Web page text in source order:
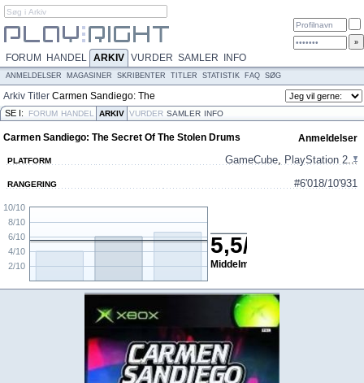
FORUM HANDEL ARKIV VURDER SAMLER INFO
ANMELDELSER MAGASINER SKRIBENTER TITLER STATISTIK FAQ SØG
Arkiv Titler Carmen Sandiego: The
Secret Of The Stolen Drums
SE I: FORUM HANDEL ARKIV VURDER SAMLER INFO
Carmen Sandiego: The Secret Of The Stolen Drums Anmeldelser
PLATFORM GameCube, PlayStation 2...
RANGERING #6'018/10'931
2/10
4/10
6/10
8/10
10/10
5,5/
Middelmådigt